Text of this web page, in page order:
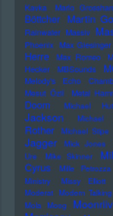
Kavka
Marlo
Böttcher Martin
Rainwater Massiv
Phoenix Max Giesinger
Herre
Max Romeo
Hecker
MBSounds
Melody's Echo
Mesut Özil
Metal
Doom
Michael
Jackson
Michael
Rother
Michael Stipe
Jagger
Mick Jones
Ure
Mike Skinner
Cyrus
Mille Petrozza
Ministry Missy Elliott
Moderat Modern Talking
Mola
Moog